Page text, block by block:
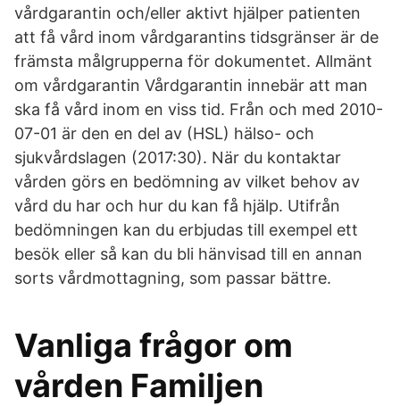
vårdgarantin och/eller aktivt hjälper patienten
att få vård inom vårdgarantins tidsgränser är de
främsta målgrupperna för dokumentet. Allmänt
om vårdgarantin Vårdgarantin innebär att man
ska få vård inom en viss tid. Från och med 2010-
07-01 är den en del av (HSL) hälso- och
sjukvårdslagen (2017:30). När du kontaktar
vården görs en bedömning av vilket behov av
vård du har och hur du kan få hjälp. Utifrån
bedömningen kan du erbjudas till exempel ett
besök eller så kan du bli hänvisad till en annan
sorts vårdmottagning, som passar bättre.
Vanliga frågor om
vården Familjen